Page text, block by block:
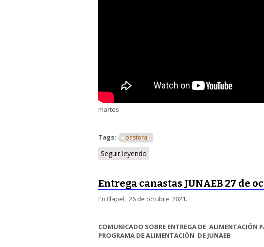
martes
Tags: pastoral
Seguir leyendo
Entrega canastas JUNAEB 27 de
En Illapel, 26 de octubre 2021.
COMUNICADO SOBRE ENTREGA DE ALIMENTACIÓN
PROGRAMA DE ALIMENTACIÓN DE JUNAEB